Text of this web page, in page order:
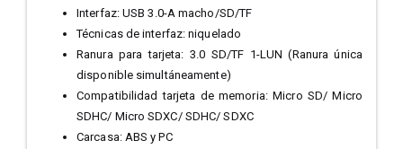
Interfaz: USB 3.0-A macho/SD/TF
Técnicas de interfaz: niquelado
Ranura para tarjeta: 3.0 SD/TF 1-LUN (Ranura única
disponible simultáneamente)
Compatibilidad tarjeta de memoria: Micro SD/ Micro
SDHC/ Micro SDXC/ SDHC/ SDXC
Carcasa: ABS y PC